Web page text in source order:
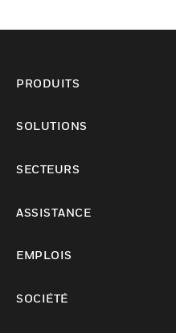
PRODUITS
SOLUTIONS
SECTEURS
ASSISTANCE
EMPLOIS
SOCIÉTÉ